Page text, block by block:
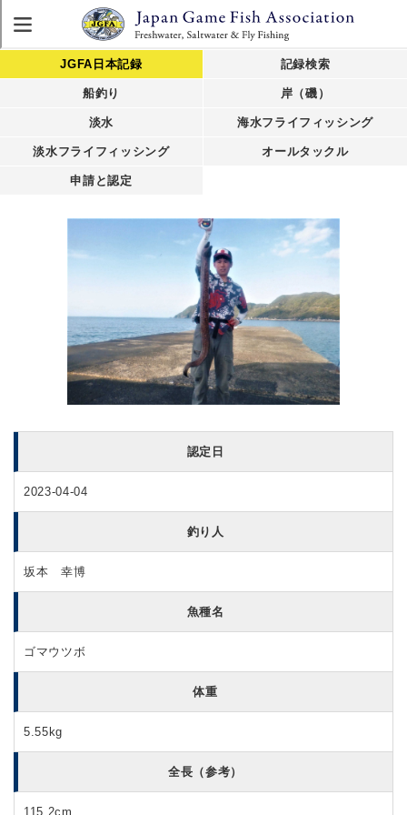
JGFA日本記録 記録検索
船釣り 岸（磯）
淡水 海水フライフィッシング
淡水フライフィッシング オールタックル
申請と認定
認定日
2023-04-04
釣り人
坂本 幸博
魚種名
ゴマウツボ
体重
5.55kg
全長（参考）
115.2cm